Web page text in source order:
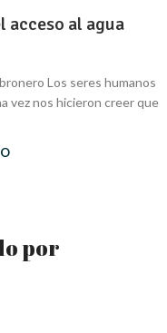
acceso al agua
Los seres humanos
vez nos hicieron creer que
por